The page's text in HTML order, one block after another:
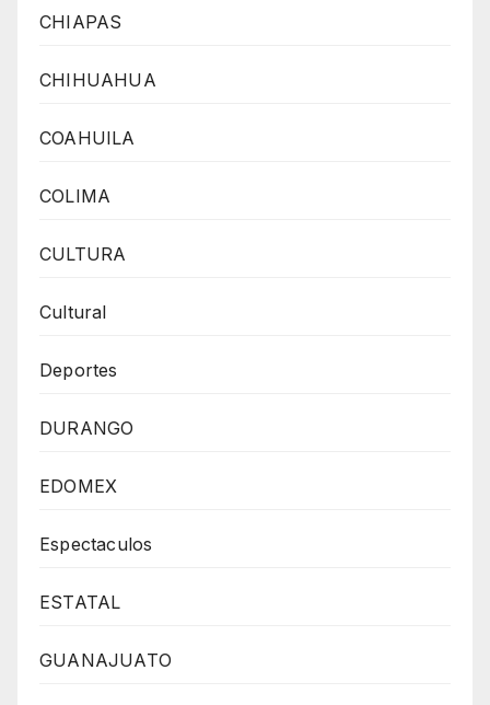
CHIAPAS
CHIHUAHUA
COAHUILA
COLIMA
CULTURA
Cultural
Deportes
DURANGO
EDOMEX
Espectaculos
ESTATAL
GUANAJUATO